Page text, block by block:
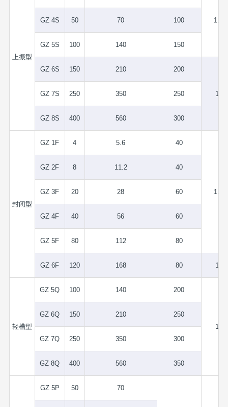
上振型
1.75
GZ 4S 50 70 100
GZ 5S 100 140 150
GZ 6S 150 210 200
1.5
GZ 7S 250 350 250
GZ 8S 400 560 300
封闭型
GZ 1F 4 5.6 40
1.75
GZ 2F 8 11.2 40
GZ 3F 20 28 60
GZ 4F 40 56 60
GZ 5F 80 112 80
GZ 6F 120 168 80 1.5
轻槽型
GZ 5Q 100 140 200
1.5
GZ 6Q 150 210 250
GZ 7Q 250 350 300
GZ 8Q 400 560 350
GZ 5P 50 70